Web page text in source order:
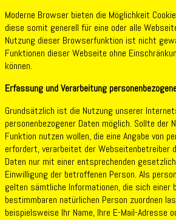
Moderne Browser bieten die Möglichkeit
diese somit generell für eine oder alle
Nutzung dieser Browserfunktion ist nicht
Funktionen dieser Webseite ohne
können.
Erfassung und Verarbeitung
Grundsätzlich ist die Nutzung unserer
personenbezogener Daten möglich. Sollte der
Funktion nutzen wollen, die eine Angabe von
erfordert, verarbeitet der Webseitenbetreiber
Daten nur mit einer entsprechenden
Einwilligung der betroffenen Person. Als
gelten sämtliche Informationen, die sich einer
bestimmbaren natürlichen Person zuordnen
beispielsweise Ihr Name, Ihre E-Mail-Adresse